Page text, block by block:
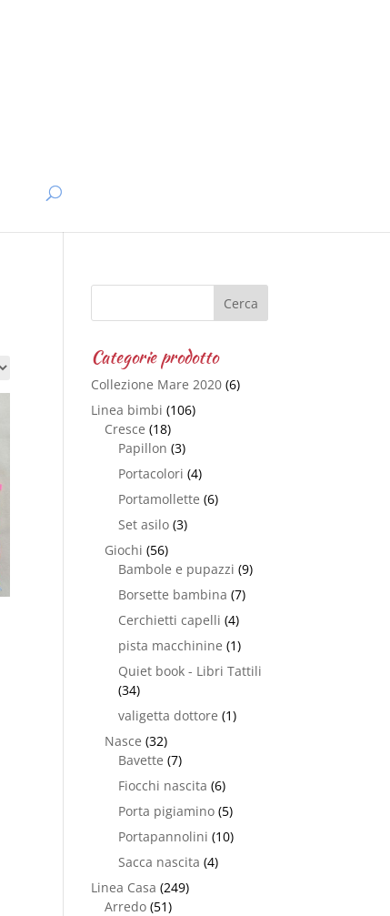
Categorie prodotto
Collezione Mare 2020 (6)
Linea bimbi (106)
Cresce (18)
Papillon (3)
Portacolori (4)
Portamollette (6)
Set asilo (3)
Giochi (56)
Bambole e pupazzi (9)
Borsette bambina (7)
Cerchietti capelli (4)
pista macchinine (1)
Quiet book - Libri Tattili
(34)
valigetta dottore (1)
Nasce (32)
Bavette (7)
Fiocchi nascita (6)
Porta pigiamino (5)
Portapannolini (10)
Sacca nascita (4)
Linea Casa (249)
Arredo (51)